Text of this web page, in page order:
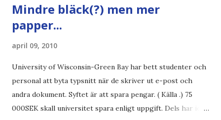
Mindre bläck(?) men mer
papper...
april 09, 2010
University of Wisconsin-Green Bay har bett studenter och
personal att byta typsnitt när de skriver ut e-post och
andra dokument. Syftet är att spara pengar. ( Källa .) 75
000SEK skall universitet spara enligt uppgift. Dels har iofs